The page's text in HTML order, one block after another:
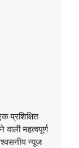
प्रशिक्षित
महत्वपूर्ण
न्यूज